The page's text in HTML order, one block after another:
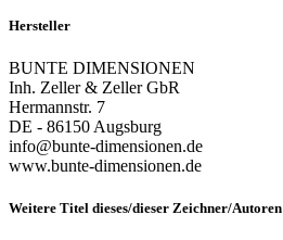
Hersteller
BUNTE DIMENSIONEN
Inh. Zeller & Zeller GbR
Hermannstr. 7
DE - 86150 Augsburg
info@bunte-dimensionen.de
www.bunte-dimensionen.de
Weitere Titel dieses/dieser Zeichner/Autoren